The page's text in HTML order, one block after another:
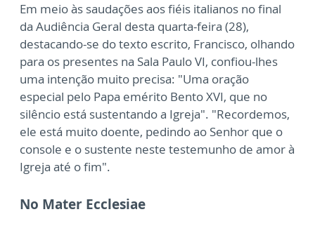
Em meio às saudações aos fiéis italianos no final
da Audiência Geral desta quarta-feira (28),
destacando-se do texto escrito, Francisco, olhando
para os presentes na Sala Paulo VI, confiou-lhes
uma intenção muito precisa: "Uma oração
especial pelo Papa emérito Bento XVI, que no
silêncio está sustentando a Igreja". "Recordemos,
ele está muito doente, pedindo ao Senhor que o
console e o sustente neste testemunho de amor à
Igreja até o fim".
No Mater Ecclesiae